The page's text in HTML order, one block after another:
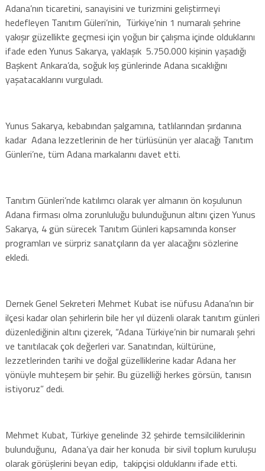
Adana’nın ticaretini, sanayisini ve turizmini geliştirmeyi
hedefleyen Tanıtım Güleri’nin, Türkiye’nin 1 numaralı şehrine
yakışır güzellikte geçmesi için yoğun bir çalışma içinde olduklarını
ifade eden Yunus Sakarya, yaklaşık 5.750.000 kişinin yaşadığı
Başkent Ankara’da, soğuk kış günlerinde Adana sıcaklığını
yaşatacaklarını vurguladı.
Yunus Sakarya, kebabından şalgamına, tatlılarından şırdanına
kadar Adana lezzetlerinin de her türlüsünün yer alacağı Tanıtım
Günleri’ne, tüm Adana markalarını davet etti.
Tanıtım Günleri’nde katılımcı olarak yer almanın ön koşulunun
Adana firması olma zorunluluğu bulunduğunun altını çizen Yunus
Sakarya, 4 gün sürecek Tanıtım Günleri kapsamında konser
programları ve sürpriz sanatçıların da yer alacağını sözlerine
ekledi.
Dernek Genel Sekreteri Mehmet Kubat ise nüfusu Adana’nın bir
ilçesi kadar olan şehirlerin bile her yıl düzenli olarak tanıtım günleri
düzenlediğinin altını çizerek, “Adana Türkiye’nin bir numaralı şehri
ve tanıtılacak çok değerleri var. Sanatından, kültürüne,
lezzetlerinden tarihi ve doğal güzelliklerine kadar Adana her
yönüyle muhteşem bir şehir. Bu güzelliği herkes görsün, tanısın
istiyoruz” dedi.
Mehmet Kubat, Türkiye genelinde 32 şehirde temsilciliklerinin
bulunduğunu, Adana’ya dair her konuda bir sivil toplum kuruluşu
olarak görüşlerini beyan edip, takipçisi olduklarını ifade etti.